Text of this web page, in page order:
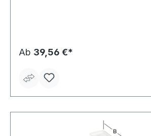
Ab 39,56 €*